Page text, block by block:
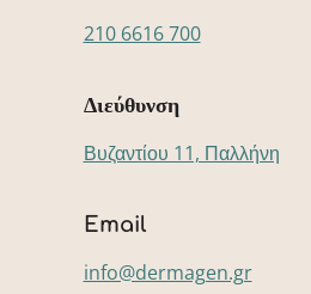
210 6616 700
Διεύθυνση
Βυζαντίου 11, Παλλήνη
Email
info@dermagen.gr